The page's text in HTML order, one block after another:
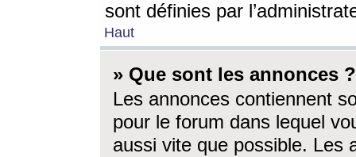
sont définies par
Haut
» Que sont les annonces ?
Les annonces contiennent
pour le forum dans lequel
aussi vite que possible. Les